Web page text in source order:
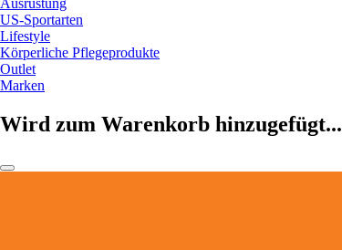
Ausrüstung
US-Sportarten
Lifestyle
Körperliche Pflegeprodukte
Outlet
Marken
Wird zum Warenkorb hinzugefügt...